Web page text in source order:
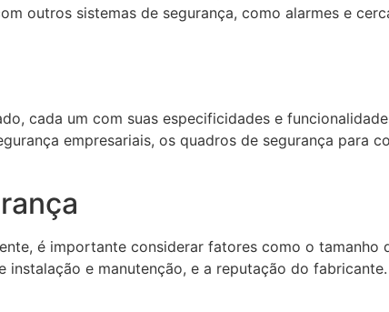
outros sistemas de segurança, como alarmes e
cada um com suas especificidades e
empresariais, os quadros de segurança para
é importante considerar fatores como o tamanho
e manutenção, e a reputação do